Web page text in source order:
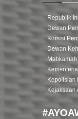
Republik
Dewan
Komisi
Dewan
Kepolisian
Kejaksaan